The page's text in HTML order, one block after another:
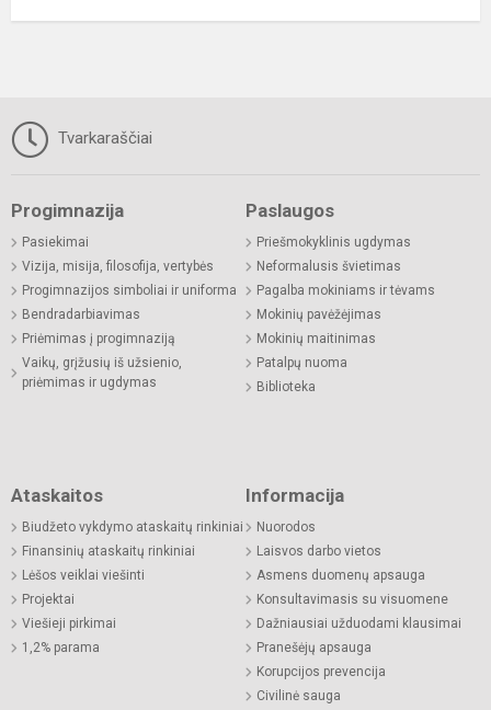
Tvarkaraščiai
Progimnazija
Pasiekimai
Vizija, misija, filosofija, vertybės
Progimnazijos simboliai ir uniforma
Bendradarbiavimas
Priėmimas į progimnaziją
Vaikų, grįžusių iš užsienio,
priėmimas ir ugdymas
Paslaugos
Priešmokyklinis ugdymas
Neformalusis švietimas
Pagalba mokiniams ir tėvams
Mokinių pavėžėjimas
Mokinių maitinimas
Patalpų nuoma
Biblioteka
Ataskaitos
Biudžeto vykdymo ataskaitų rinkiniai
Finansinių ataskaitų rinkiniai
Lėšos veiklai viešinti
Projektai
Viešieji pirkimai
1,2% parama
Informacija
Nuorodos
Laisvos darbo vietos
Asmens duomenų apsauga
Konsultavimasis su visuomene
Dažniausiai užduodami klausimai
Pranešėjų apsauga
Korupcijos prevencija
Civilinė sauga